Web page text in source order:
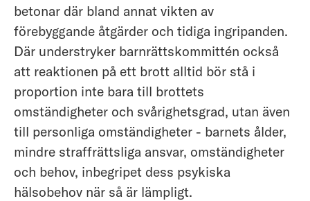
betonar där bland annat vikten av
förebyggande åtgärder och tidiga ingripanden.
Där understryker barnrättskommittén också
att reaktionen på ett brott alltid bör stå i
proportion inte bara till brottets
omständigheter och svårighetsgrad, utan även
till personliga omständigheter - barnets ålder,
mindre straffrättsliga ansvar, omständigheter
och behov, inbegripet dess psykiska
hälsobehov när så är lämpligt.